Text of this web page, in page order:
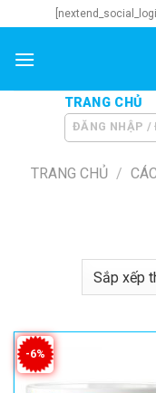
to
content
TRANG CHỦ
ĐĂNG NHẬP /
TRANG CHỦ /
-6%